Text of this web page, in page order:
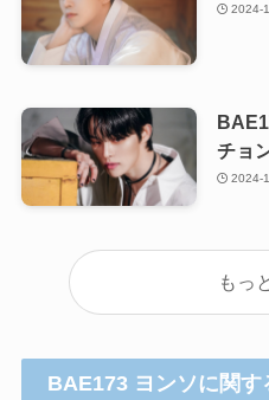
2024-
チョ
2024-
もっ
BAE173 ヨンソに関す